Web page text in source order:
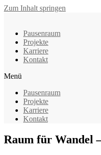
Zum Inhalt springen
Pausenraum
Projekte
Karriere
Kontakt
Menü
Pausenraum
Projekte
Karriere
Kontakt
Raum für Wandel